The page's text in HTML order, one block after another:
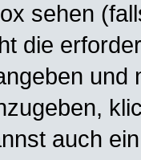
sehen
die
und
auch